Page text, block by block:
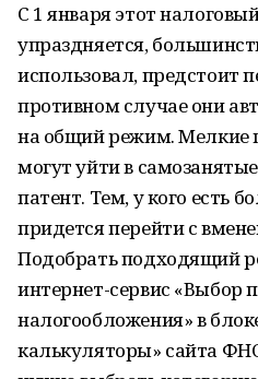
С 1 января этот
упраздняется,
использовал, предстоит
противном случае они
на общий режим. Мелкие
могут уйти в
патент. Тем, у кого есть
придется перейти с
Подобрать подходящий
интернет-сервис «Выбор
налогообложения» в
калькуляторы» сайта